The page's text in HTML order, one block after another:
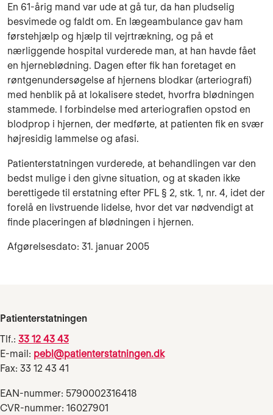
En 61-årig mand var ude at gå tur, da han pludselig
besvimede og faldt om. En lægeambulance gav ham
førstehjælp og hjælp til vejrtrækning, og på et
nærliggende hospital vurderede man, at han havde fået
en hjerneblødning. Dagen efter fik han foretaget en
røntgenundersøgelse af hjernens blodkar (arteriografi)
med henblik på at lokalisere stedet, hvorfra blødningen
stammede. I forbindelse med arteriografien opstod en
blodprop i hjernen, der medførte, at patienten fik en svær
højresidig lammelse og afasi.
Patienterstatningen vurderede, at behandlingen var den
bedst mulige i den givne situation, og at skaden ikke
berettigede til erstatning efter PFL § 2, stk. 1, nr. 4, idet der
forelå en livstruende lidelse, hvor det var nødvendigt at
finde placeringen af blødningen i hjernen.
Afgørelsesdato: 31. januar 2005
Patienterstatningen
Tlf.: 33 12 43 43
E-mail: pebl@patienterstatningen.dk
Fax: 33 12 43 41
EAN-nummer: 5790002316418
CVR-nummer: 16027901